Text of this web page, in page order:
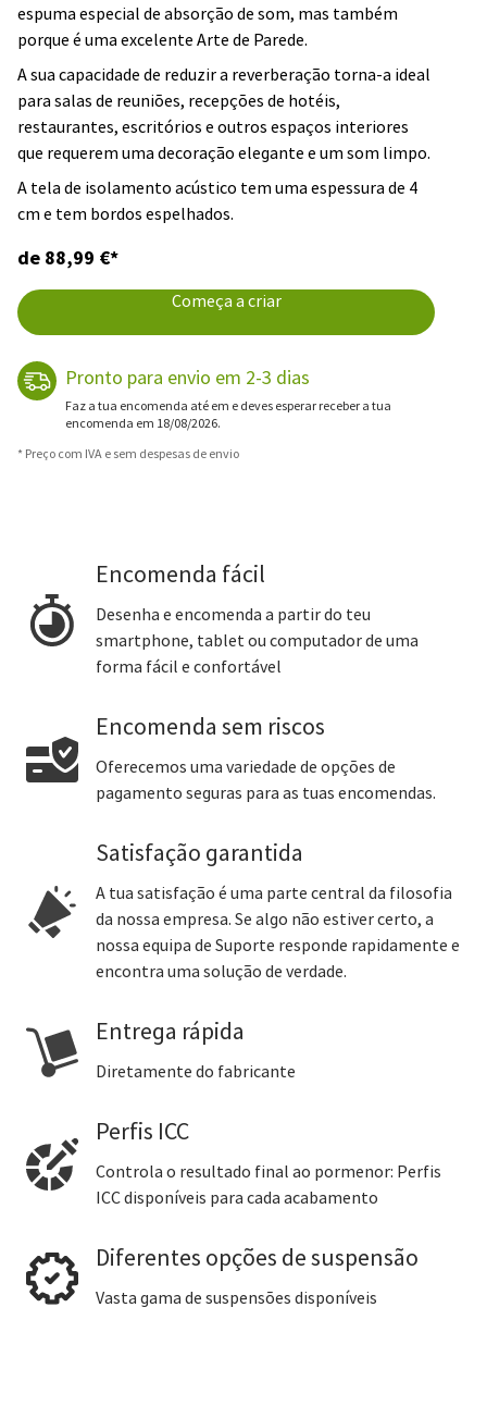
espuma especial de absorção de som, mas também
porque é uma excelente Arte de Parede.
A sua capacidade de reduzir a reverberação torna-a ideal
para salas de reuniões, recepções de hotéis,
restaurantes, escritórios e outros espaços interiores
que requerem uma decoração elegante e um som limpo.
A tela de isolamento acústico tem uma espessura de 4
cm e tem bordos espelhados.
de 88,99 €*
Começa a criar
Pronto para envio em 2-3 dias
Faz a tua encomenda até em e deves esperar receber a tua
encomenda em 18/08/2026.
* Preço com IVA e sem despesas de envio
Encomenda fácil
Desenha e encomenda a partir do teu
smartphone, tablet ou computador de uma
forma fácil e confortável
Encomenda sem riscos
Oferecemos uma variedade de opções de
pagamento seguras para as tuas encomendas.
Satisfação garantida
A tua satisfação é uma parte central da filosofia
da nossa empresa. Se algo não estiver certo, a
nossa equipa de Suporte responde rapidamente e
encontra uma solução de verdade.
Entrega rápida
Diretamente do fabricante
Perfis ICC
Controla o resultado final ao pormenor: Perfis
ICC disponíveis para cada acabamento
Diferentes opções de suspensão
Vasta gama de suspensões disponíveis